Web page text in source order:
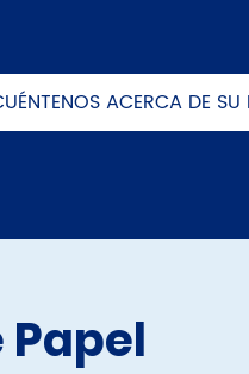
ACERCA DE SU